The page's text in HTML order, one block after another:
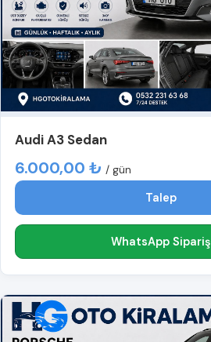
Audi A3 Sedan
6.000,00 ₺ / gün
Talep
WhatsApp Sipariş